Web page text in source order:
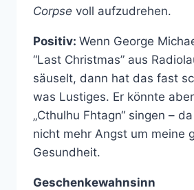
Corpse voll aufzudrehen.
Positiv: Wenn George
“Last Christmas” aus
säuselt, dann hat das fast
was Lustiges. Er könnte
„Cthulhu Fhtagn“ singen –
nicht mehr Angst um meine
Gesundheit.
Geschenkewahnsinn